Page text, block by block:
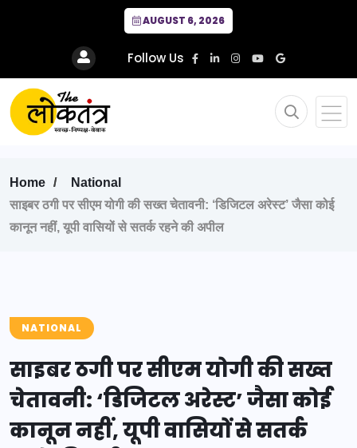
AUGUST 6, 2026
Follow Us
Home
National
साइबर ठगी पर सीएम योगी की सख्त चेतावनी: ‘डिजिटल अरेस्ट’ जैसा कोई
कानून नहीं, यूपी वासियों से सतर्क रहने की अपील
NATIONAL
साइबर ठगी पर सीएम योगी की सख्त
चेतावनी: ‘डिजिटल अरेस्ट’ जैसा कोई
कानून नहीं, यूपी वासियों से सतर्क